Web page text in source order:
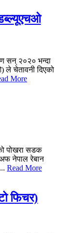
सन् २०२० भन्दा
चेतावनी दिएको
More
पोखरा सडक
नेपाल रेबान
Read More
फिचर)